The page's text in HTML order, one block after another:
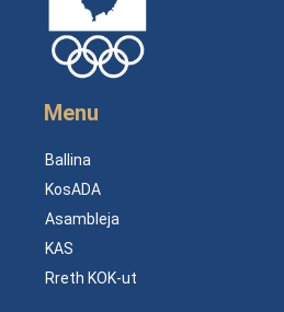
Menu
Ballina
KosADA
Asambleja
KAS
Rreth KOK-ut